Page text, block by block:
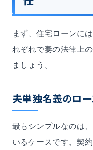
まず、住宅ローンに
れぞれで妻の法律上
ましょう。
夫単独名義のロー
最もシンプルなのは
いるケースです。契